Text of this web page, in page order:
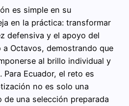
es simple en su
en la práctica: transformar
defensiva y el apoyo del
a Octavos, demostrando que
al brillo individual y
Ecuador, el reto es
no es solo una
de una selección preparada